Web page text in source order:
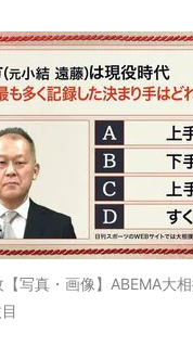
【写真・画像】ABEMA大